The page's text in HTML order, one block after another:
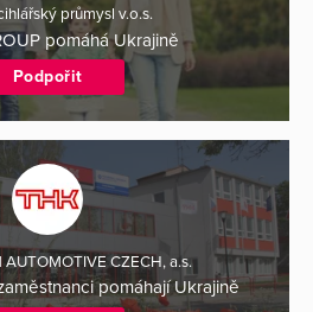
průmysl v.o.s.
pomáhá Ukrajině
Podpořit
CZECH, a.s.
pomáhají Ukrajině